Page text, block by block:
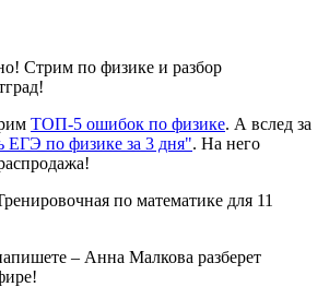
Стрим по физике и разбор
ТОП-5 ошибок по физике. А вслед за
ЕГЭ по физике за 3 дня". На него
по математике для 11
– Анна Малкова разберет